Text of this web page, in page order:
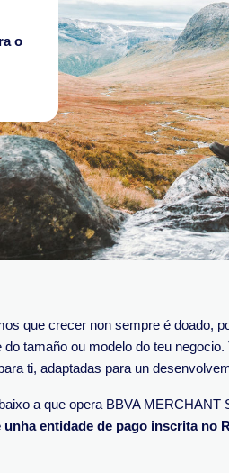
o
que crecer non sempre é doado,
tamaño ou modelo do teu
ti, adaptadas para un
a que opera BBVA
unha entidade de pago inscrita